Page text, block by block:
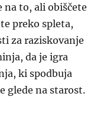
na to, ali obiščete
preko spleta,
za raziskovanje
da je igra
ki spodbuja
glede na starost.